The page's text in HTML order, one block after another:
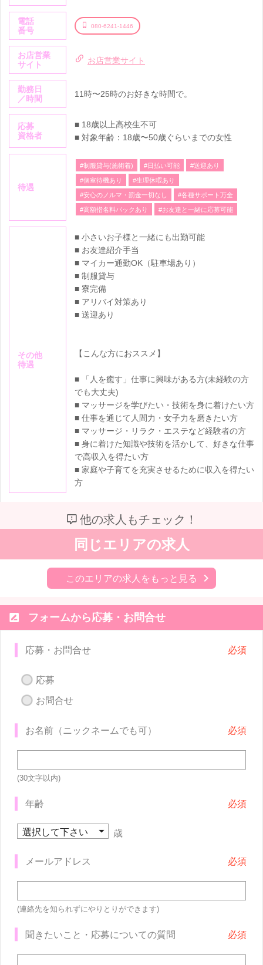
電話
番号
080-6241-1446
お店営業
サイト
お店営業サイト
勤務日
／時間
11時〜25時のお好きな時間で。
応募
資格者
■ 18歳以上高校生不可
■ 対象年齢：18歳〜50歳ぐらいまでの女性
待遇
#制服貸与(施術着) #日払い可能 #送迎あり
#個室待機あり #生理休暇あり
#安心のノルマ・罰金一切なし #各種サポート万全
#高額指名料バックあり #お友達と一緒に応募可能
その他
待遇
■ 小さいお子様と一緒にも出勤可能
■ お友達紹介手当
​■ マイカー通勤OK（駐車場あり）
■ 制服貸与
■ 寮完備
■ アリバイ対策あり
■ 送迎あり
【こんな方におススメ】
■ 「人を癒す」仕事に興味がある方(未経験の方
でも大丈夫)
■ マッサージを学びたい・技術を身に着けたい方
■ 仕事を通じて人間力・女子力を磨きたい方
■ マッサージ・リラク・エステなど経験者の方
■ 身に着けた知識や技術を活かして、好きな仕事
で高収入を得たい方
■ 家庭や子育てを充実させるために収入を得たい
方
他の求人もチェック！
同じエリアの求人
このエリアの求人をもっと見る
 フォームから応募・お問合せ
応募・お問合せ
応募
お問合せ
お名前（ニックネームでも可）
(30文字以内)
年齢
歳
メールアドレス
(連絡先を知られずにやりとりができます)
聞きたいこと・応募についての質問